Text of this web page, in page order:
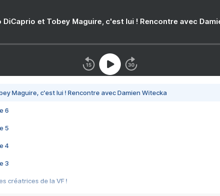
DiCaprio et Tobey Maguire, c'est lui ! Rencontre avec
Maguire, c'est lui ! Rencontre avec Damien Witecka
6
5
4
3
créatrices de la VF !